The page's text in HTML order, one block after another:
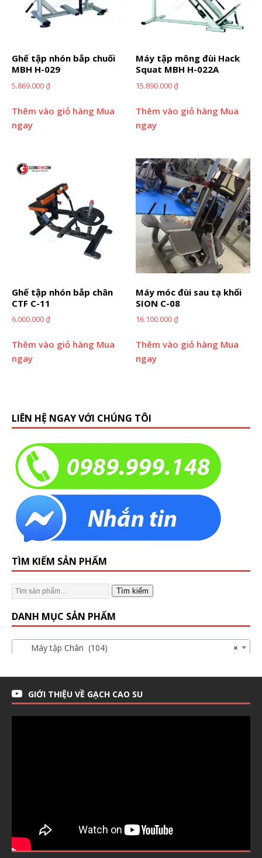
Ghế tập nhón bắp chuối
MBH H-029
5.869.000₫
Thêm vào giỏ hàng Mua
ngay
Máy tập mông đùi Hack
Squat MBH H-022A
15.890.000₫
Thêm vào giỏ hàng Mua
ngay
Ghế tập nhón bắp chân
CTF C-11
6.000.000₫
Thêm vào giỏ hàng Mua
ngay
Máy móc đùi sau tạ khối
SION C-08
16.100.000₫
Thêm vào giỏ hàng Mua
ngay
LIÊN HỆ NGAY VỚI CHÚNG TÔI
TÌM KIẾM SẢN PHẨM
Tìm kiếm
DANH MỤC SẢN PHẨM
×
Máy tập Chân (104)
GIỚI THIỆU VỀ GẠCH CAO SU